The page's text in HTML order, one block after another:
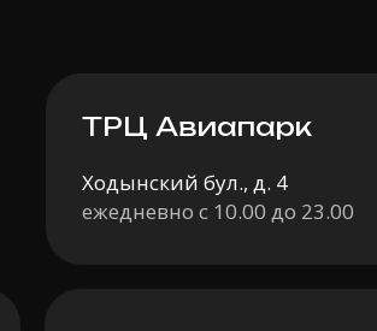
Ходынский бул., д. 4
ежедневно с 10.00 до 23.00
ТРЦ Авиапарк